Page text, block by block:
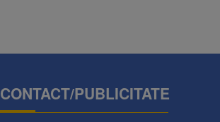
CONTACT/PUBLICITATE